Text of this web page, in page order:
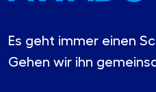
Es geht immer einen
Gehen wir ihn